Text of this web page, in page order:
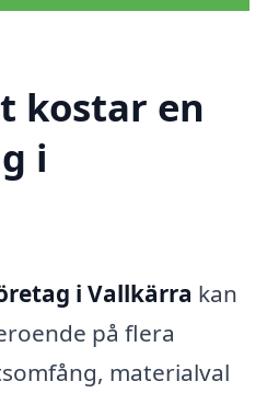
kostar en
i
i Vallkärra kan
på flera
materialval